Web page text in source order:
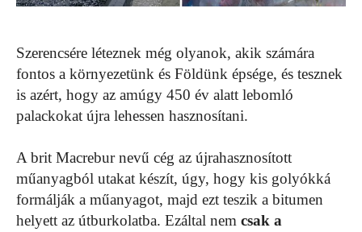
Szerencsére léteznek még olyanok, akik számára
fontos a környezetünk és Földünk épsége, és tesznek
is azért, hogy az amúgy 450 év alatt lebomló
palackokat újra lehessen hasznosítani.
A brit Macrebur nevű cég az újrahasznosított
műanyagból utakat készít, úgy, hogy kis golyókká
formálják a műanyagot, majd ezt teszik a bitumen
helyett az útburkolatba. Ezáltal nem csak a